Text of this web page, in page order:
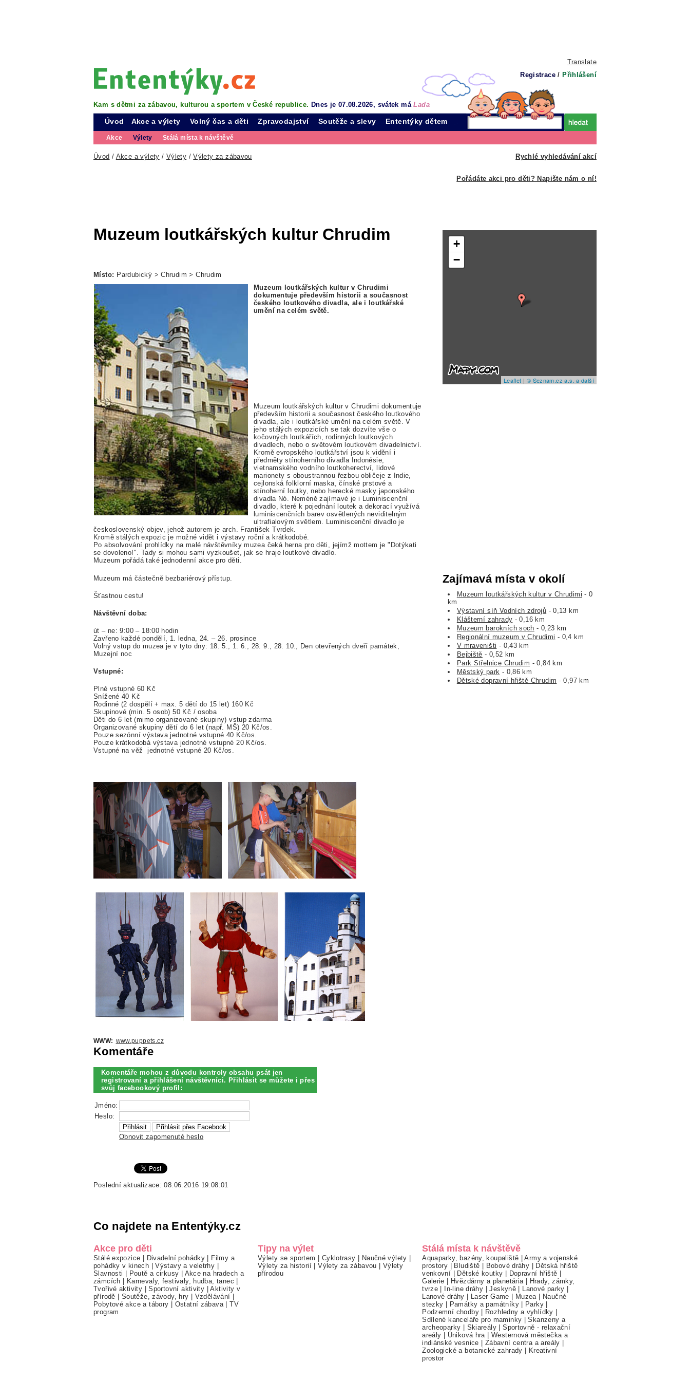
Translate
Registrace / Přihlášení
Kam s dětmi za zábavou, kulturou a sportem v České republice. Dnes je 07.08.2026, svátek máLada
Úvod Akce a výlety
Akce Výlety Stálá místa k návštěvě
Volný čas a děti Zpravodajství Soutěže a slevy Ententýky dětem
Rychlé vyhledávání akcí
Úvod / Akce a výlety / Výlety /Výlety za zábavou
Pořádáte akci pro děti? Napište nám o ní!
Muzeum loutkářských kultur Chrudim
Místo: Pardubický > Chrudim > Chrudim
Muzeum loutkářských kultur v Chrudimi
dokumentuje především historii a současnost
českého loutkového divadla, ale i loutkářské
umění na celém světě.
Muzeum loutkářských kultur v Chrudimi dokumentuje
především historii a současnost českého loutkového
divadla, ale i loutkářské umění na celém světě. V
jeho stálých expozicích se tak dozvíte vše o
kočovných loutkářích, rodinných loutkových
divadlech, nebo o světovém loutkovém divadelnictví.
Kromě evropského loutkářství jsou k vidění i
předměty stínoherního divadla Indonésie,
vietnamského vodního loutkoherectví, lidové
marionety s oboustrannou řezbou obličeje z Indie,
cejlonská folklorní maska, čínské prstové a
stínoherní loutky, nebo herecké masky japonského
divadla Nó. Neméně zajímavé je i Luminiscenční
divadlo, které k pojednání loutek a dekorací využívá
luminiscenčních barev osvětlených neviditelným
ultrafialovým světlem. Luminiscenční divadlo je
československý objev, jehož autorem je arch. František Tvrdek.
Kromě stálých expozic je možné vidět i výstavy roční a krátkodobé.
Po absolvování prohlídky na malé návštěvníky muzea čeká herna pro děti, jejímž mottem je "Dotýkati
se dovoleno!". Tady si mohou sami vyzkoušet, jak se hraje loutkové divadlo.
Muzeum pořádá také jednodenní akce pro děti.
Muzeum má částečně bezbariérový přístup.
Šťastnou cestu!
Návštěvní doba:
út – ne: 9:00 – 18:00 hodin
Zavřeno každé pondělí, 1. ledna, 24. – 26. prosince
Volný vstup do muzea je v tyto dny: 18. 5., 1. 6., 28. 9., 28. 10., Den otevřených dveří památek,
Muzejní noc
Vstupné:
Plné vstupné 60 Kč
Snížené 40 Kč
Rodinné (2 dospělí + max. 5 dětí do 15 let) 160 Kč
Skupinové (min. 5 osob) 50 Kč / osoba
Děti do 6 let (mimo organizované skupiny) vstup zdarma
Organizované skupiny dětí do 6 let (např. MŠ) 20 Kč/os.
Pouze sezónní výstava jednotné vstupné 40 Kč/os.
Pouze krátkodobá výstava jednotné vstupné 20 Kč/os.
Vstupné na věž jednotné vstupné 20 Kč/os.
WWW: www.puppets.cz
Komentáře
Komentáře mohou z důvodu kontroly obsahu psát jen
registrovaní a přihlášení návštěvníci. Přihlásit se můžete i přes
svůj facebookový profil:
Jméno:
Heslo:
Obnovit zapomenuté heslo
Poslední aktualizace: 08.06.2016 19:08:01
+
−
Leaflet | © Seznam.cz a.s. a další
Zajímavá místa v okolí
Muzeum loutkářských kultur v Chrudimi - 0
km
Výstavní síň Vodních zdrojů - 0,13 km
Klášterní zahrady - 0,16 km
Muzeum barokních soch - 0,23 km
Regionální muzeum v Chrudimi - 0,4 km
V mraveništi - 0,43 km
Bejbiště - 0,52 km
Park Střelnice Chrudim - 0,84 km
Městský park - 0,86 km
Dětské dopravní hřiště Chrudim - 0,97 km
Co najdete na Ententýky.cz
Akce pro děti
Stálé expozice Divadelní pohádky
Filmy a
pohádky v kinech |Výstavy a veletrhy
Slavnosti
Poutě a cirkusy
Akce na hradech a
zámcích
Karnevaly, festivaly, hudba, tanec
Tvořivé aktivity |Sportovní aktivity |Aktivity v
přírodě
Soutěže, závody, hry Vzdělávání
Pobytové akce a tábory
Ostatní zábava|TV
program
Tipy na výlet
Výlety se sportem Cyklotrasy Naučné výlety
Výlety za historií |Výlety za zábavou
Výlety
přírodou
Stálá místa k návštěvě
Aquaparky, bazény, koupaliště |Army a vojenské
prostory
Bludiště Bobové dráhy
Dětská hřiště
venkovní
Dětské koutky Dopravní hřiště
Galerie
Hvězdárny a planetária|
Hrady, zámky,
tvrze
In-line dráhy |Jeskyně Lanové parky
Lanové dráhy
Laser Game Muzea|
Naučné
stezky
Památky a památníky| Parky
Podzemní chodby| Rozhledny a vyhlídky
Sdílené kanceláře pro maminky |Skanzeny a
archeoparky
Skiareály |Sportovně - relaxační
areály
Úniková hra|Westernová městečka a
indiánské vesnice
Zábavní centra a areály
Zoologické a botanické zahrady
Kreativní
prostor